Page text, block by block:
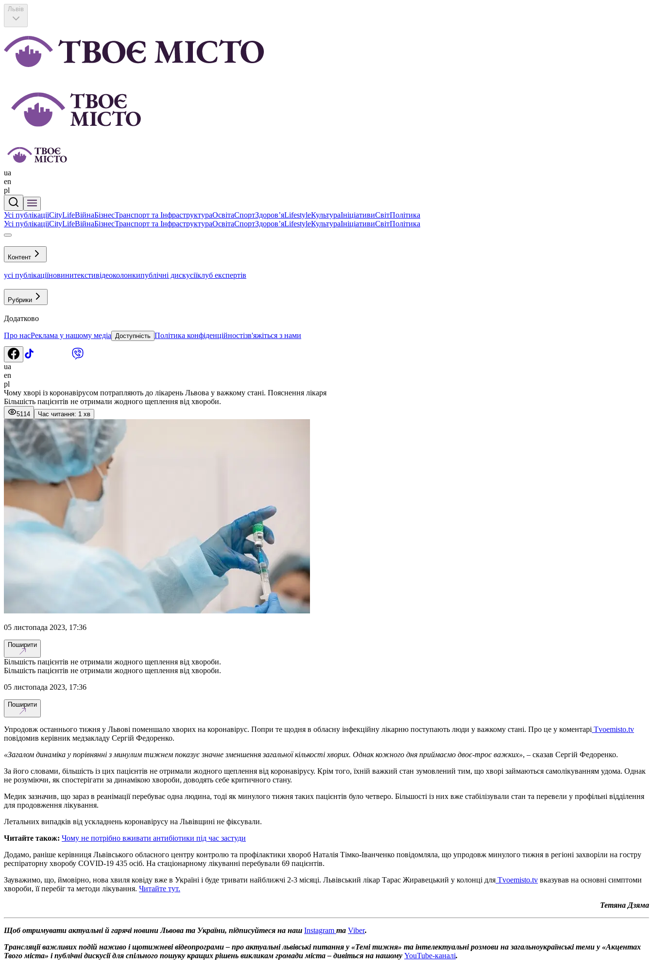
Львів
ua
en
pl
Усі публікаціїCityLifeВійнаБізнесТранспорт та ІнфраструктураОсвітаСпортЗдоровʼяLifestyleКультураІніціативиСвітПолітика
Усі публікаціїCityLifeВійнаБізнесТранспорт та ІнфраструктураОсвітаСпортЗдоровʼяLifestyleКультураІніціативиСвітПолітика
Контент
усі публікаціїновинитекстивідеоколонкипублічні дискусіїклуб експертів
Рубрики
Додатково
Про насРеклама у нашому медіа Доступність Політика конфіденційностізв'яжіться з нами
ua
en
pl
Чому хворі із коронавірусом потрапляють до лікарень Львова у важкому стані. Пояснення лікаря
Більшість пацієнтів не отримали жодного щеплення від хвороби.
5114 Час читання: 1 хв
05 листопада 2023, 17:36
Поширити
Більшість пацієнтів не отримали жодного щеплення від хвороби.
Більшість пацієнтів не отримали жодного щеплення від хвороби.
05 листопада 2023, 17:36
Поширити
Упродовж останнього тижня у Львові поменшало хворих на коронавірус. Попри те щодня в обласну інфекційну лікарню поступають люди у важкому стані. Про це у коментарі Tvoemisto.tv
повідомив керівник медзакладу Сергій Федоренко.
«Загалом динаміка у порівнянні з минулим тижнем показує значне зменшення загальної кількості хворих. Однак кожного дня приймаємо двоє-троє важких», – сказав Сергій Федоренко.
За його словами, більшість із цих пацієнтів не отримали жодного щеплення від коронавірусу. Крім того, їхній важкий стан зумовлений тим, що хворі займаються самолікуванням удома. Однак
не розуміючи, як спостерігати за динамікою хвороби, доводять себе критичного стану.
Медик зазначив, що зараз в реанімації перебуває одна людина, тоді як минулого тижня таких пацієнтів було четверо. Більшості із них вже стабілізували стан та перевели у профільні відділення
для продовження лікування.
Летальних випадків від ускладнень коронавірусу на Львівщині не фіксували.
Читайте також: Чому не потрібно вживати антибіотики під час застуди
Додамо, раніше керівниця Львівського обласного центру контролю та профілактики хвороб Наталія Тімко-Іванченко повідомляла, що упродовж минулого тижня в регіоні захворіли на гостру
респіраторну хворобу COVID-19 435 осіб. На стаціонарному лікуванні перебували 69 пацієнтів.
Зауважимо, що, ймовірно, нова хвиля ковіду вже в Україні і буде тривати найближчі 2-3 місяці. Львівський лікар Тарас Жиравецький у колонці для Tvoemisto.tv вказував на основні симптоми
хвороби, її перебіг та методи лікування. Читайте тут.
Тетяна Дзяма
Щоб отримувати актуальні й гарячі новини Львова та України, підписуйтеся на наш Instagram та Viber.
Трансляції важливих подій наживо і щотижневі відеопрограми – про актуальні львівські питання у «Темі тижня» та інтелектуальні розмови на загальноукраїнські теми у «Акцентах
Твого міста» і публічні дискусії для спільного пошуку кращих рішень викликам громади міста – дивіться на нашому YouTube-каналі.